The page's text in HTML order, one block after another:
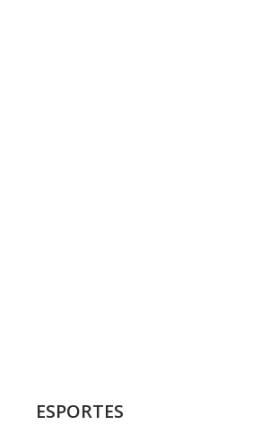
ESPORTES